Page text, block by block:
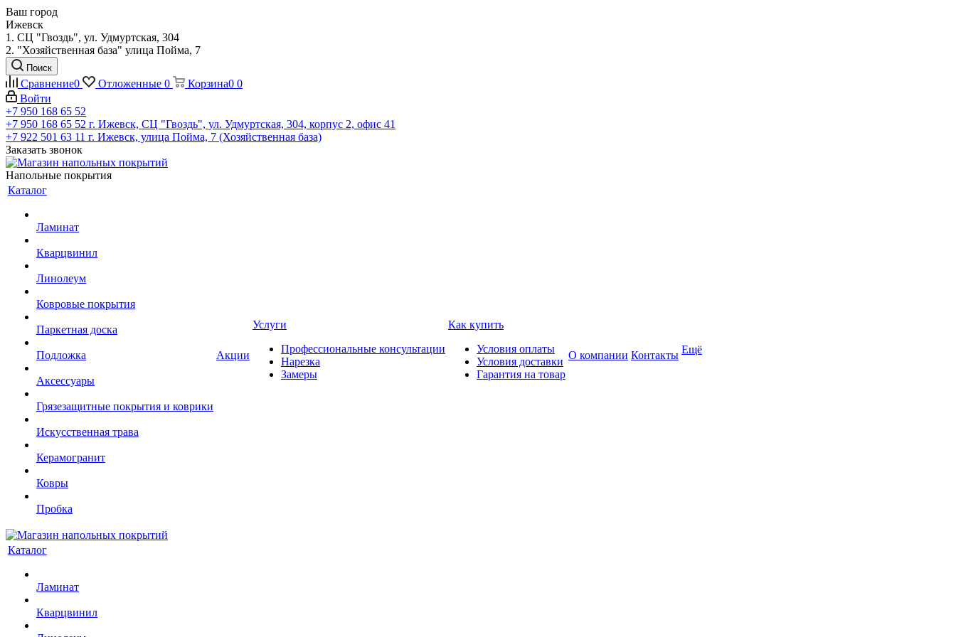
Ваш город
Ижевск
1. СЦ "Гвоздь", ул. Удмуртская, 304
2. "Хозяйственная база" улица Пойма, 7
Поиск
Сравнение0 Отложенные 0 Корзина0 0
Войти
+7 950 168 65 52
+7 950 168 65 52 г. Ижевск, СЦ "Гвоздь", ул. Удмуртская, 304, корпус 2, офис 41
+7 922 501 63 11 г. Ижевск, улица Пойма, 7 (Хозяйственная база)
Заказать звонок
Напольные покрытия
Каталог
Ламинат
Кварцвинил
Линолеум
Ковровые покрытия
Паркетная доска
Подложка
Аксессуары
Грязезащитные покрытия и коврики
Искусственная трава
Керамогранит
Ковры
Пробка
Акции
Услуги
Профессиональные консультации
Нарезка
Замеры
Как купить
Условия оплаты
Условия доставки
Гарантия на товар
О компании Контакты Ещё
Каталог
Ламинат
Кварцвинил